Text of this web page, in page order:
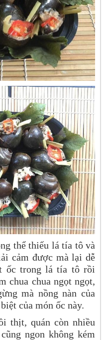
thể thiếu lá tía tô và
cảm được mà lại dễ
ốc trong lá tía tô rồi
chua chua ngọt ngọt,
mà nồng nàn của
của món ốc này.
thịt, quán còn nhiều
ngon không kém